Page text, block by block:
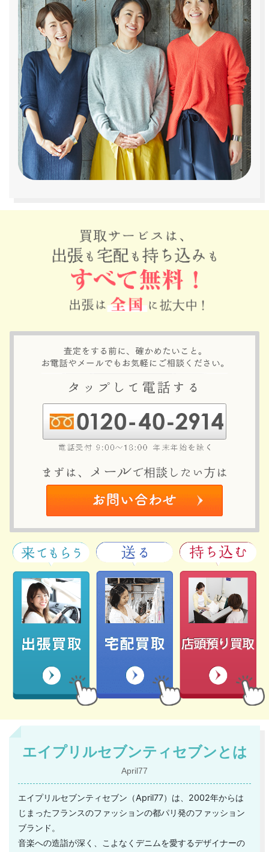
エイプリルセブンティセブンとは
April77
エイプリルセブンティセブン（April77）は、2002年からは
じまったフランスのファッションの都パリ発のファッション
ブランド。
音楽への造詣が深く、こよなくデニムを愛するデザイナーの